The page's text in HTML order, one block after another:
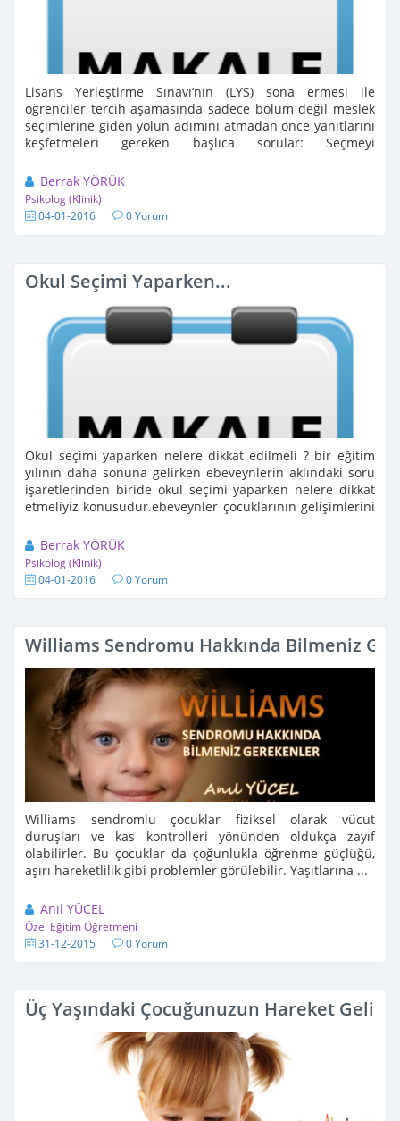
Lisans Yerleştirme Sınavı’nın (LYS) sona ermesi ile
öğrenciler tercih aşamasında sadece bölüm değil meslek
seçimlerine giden yolun adımını atmadan önce yanıtlarını
keşfetmeleri gereken başlıca sorular: Seçmeyi
Berrak YÖRÜK
Psikolog (Klinik)
04-01-2016 0 Yorum
Okul Seçimi Yaparken...
Okul seçimi yaparken nelere dikkat edilmeli ? bir eğitim
yılının daha sonuna gelirken ebeveynlerin aklındaki soru
işaretlerinden biride okul seçimi yaparken nelere dikkat
etmeliyiz konusudur.ebeveynler çocuklarının gelişimlerini
Berrak YÖRÜK
Psikolog (Klinik)
04-01-2016 0 Yorum
Williams Sendromu Hakkında Bilmeniz
Williams sendromlu çocuklar fiziksel olarak vücut
duruşları ve kas kontrolleri yönünden oldukça zayıf
olabilirler. Bu çocuklar da çoğunlukla öğrenme güçlüğü,
aşırı hareketlilik gibi problemler görülebilir. Yaşıtlarına ...
Anıl YÜCEL
Özel Eğitim Öğretmeni
31-12-2015 0 Yorum
Üç Yaşındaki Çocuğunuzun Hareket